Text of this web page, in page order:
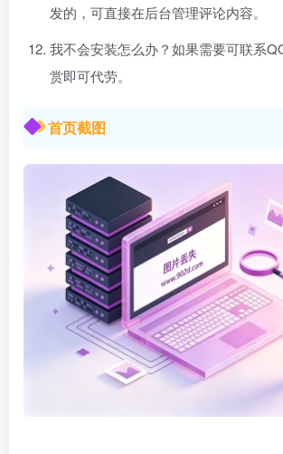
发的，可直接在后台管理评论内容。
我不会安装怎么办？如果需要可联系
赏即可代劳。
首页截图